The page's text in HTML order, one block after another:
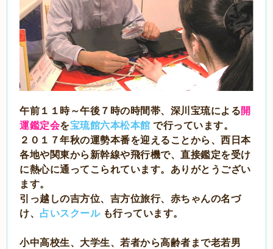
午前１１時～午後７時の時間帯、深川宝琉による開
運鑑定会を宝琉館六本松本館 で行っています。
２０１７年秋の運勢本番を迎えることから、西日本
各地や関東から新幹線や飛行機で、直接鑑定を受け
に熱心に通ってこられています。ありがとうござい
ます。
引っ越しの吉方位、吉方位旅行、赤ちゃんの名づ
け、 占いスクールも行っています。
小中高校生、大学生、若者から高齢者まで老若男